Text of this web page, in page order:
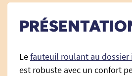
Lefauteuil roulant au dossier
est robuste avec un confort